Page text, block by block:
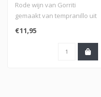
Rode wijn van Gorriti
gemaakt van tempranillo uit
de Rioja in Spanje...
€11,95